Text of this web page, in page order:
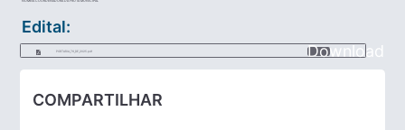
Edital:
PORTARIA_76_DE_2025.pdf Download
COMPARTILHAR